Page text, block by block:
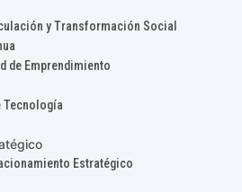
y Transformación Social
de Emprendimiento
Tecnología
Estratégico